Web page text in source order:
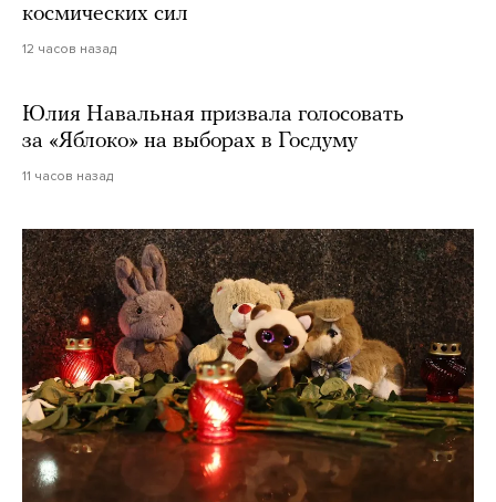
космических сил
12 часов назад
Юлия Навальная призвала голосовать
за «Яблоко» на выборах в Госдуму
11 часов назад